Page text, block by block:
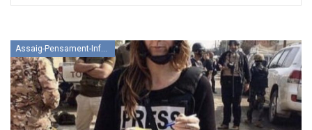
Assaig-Pensament-Informació